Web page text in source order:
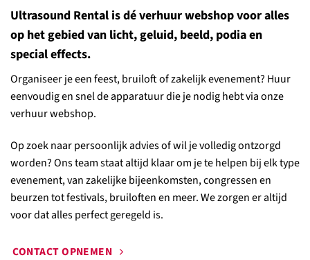
Ultrasound Rental is dé verhuur webshop voor alles
op het gebied van licht, geluid, beeld, podia en
special effects.
Organiseer je een feest, bruiloft of zakelijk evenement? Huur
eenvoudig en snel de apparatuur die je nodig hebt via onze
verhuur webshop.
Op zoek naar persoonlijk advies of wil je volledig ontzorgd
worden? Ons team staat altijd klaar om je te helpen bij elk type
evenement, van zakelijke bijeenkomsten, congressen en
beurzen tot festivals, bruiloften en meer. We zorgen er altijd
voor dat alles perfect geregeld is.
CONTACT OPNEMEN